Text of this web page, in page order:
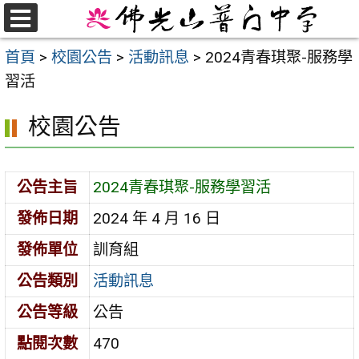
跳
至
主
要
首頁 > 校園公告 > 活動訊息 > 2024青春琪聚-服務學
習活
校園公告
公告主旨
2024青春琪聚-服務學習活
發佈日期
2024 年 4 月 16 日
發佈單位
訓育組
公告類別
活動訊息
公告等級
公告
點閱次數
470
選
單